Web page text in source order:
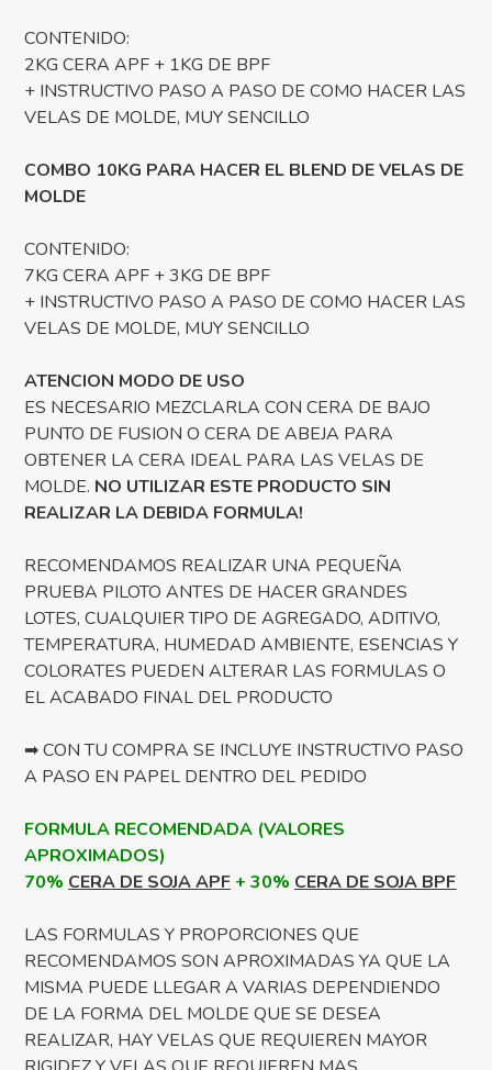
CONTENIDO:
2KG CERA APF + 1KG DE BPF
+ INSTRUCTIVO PASO A PASO DE COMO HACER LAS
VELAS DE MOLDE, MUY SENCILLO
COMBO 10KG PARA HACER EL BLEND DE VELAS DE
MOLDE
CONTENIDO:
7KG CERA APF + 3KG DE BPF
+ INSTRUCTIVO PASO A PASO DE COMO HACER LAS
VELAS DE MOLDE, MUY SENCILLO
ATENCION MODO DE USO
ES NECESARIO MEZCLARLA CON CERA DE BAJO
PUNTO DE FUSION O CERA DE ABEJA PARA
OBTENER LA CERA IDEAL PARA LAS VELAS DE
MOLDE. NO UTILIZAR ESTE PRODUCTO SIN
REALIZAR LA DEBIDA FORMULA!
RECOMENDAMOS REALIZAR UNA PEQUEÑA
PRUEBA PILOTO ANTES DE HACER GRANDES
LOTES, CUALQUIER TIPO DE AGREGADO, ADITIVO,
TEMPERATURA, HUMEDAD AMBIENTE, ESENCIAS Y
COLORATES PUEDEN ALTERAR LAS FORMULAS O
EL ACABADO FINAL DEL PRODUCTO
➡ CON TU COMPRA SE INCLUYE INSTRUCTIVO PASO
A PASO EN PAPEL DENTRO DEL PEDIDO
FORMULA RECOMENDADA (VALORES
APROXIMADOS)
70% CERA DE SOJA APF + 30% CERA DE SOJA BPF
LAS FORMULAS Y PROPORCIONES QUE
RECOMENDAMOS SON APROXIMADAS YA QUE LA
MISMA PUEDE LLEGAR A VARIAS DEPENDIENDO
DE LA FORMA DEL MOLDE QUE SE DESEA
REALIZAR, HAY VELAS QUE REQUIEREN MAYOR